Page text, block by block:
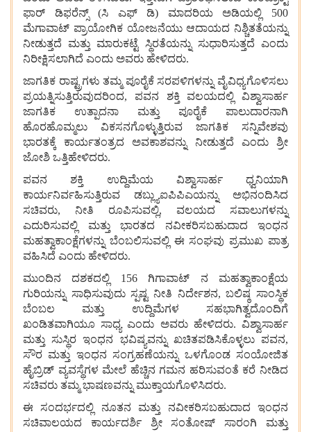
ಫಾರ್ ಡಿಫರೆನ್ಸ್ (ಸಿ ಎಫ್‌ ಡಿ) ಮಾದರಿಯ ಅಡಿಯಲ್ಲಿ 500
ಮೆಗಾವಾಟ್ ಪ್ರಾಯೋಗಿಕ ಯೋಜನೆಯು ಆದಾಯದ ನಿಶ್ಚಿತತೆಯನ್ನು
ನೀಡುತ್ತದೆ ಮತ್ತು ಮಾರುಕಟ್ಟೆ ಸ್ಥಿರತೆಯನ್ನು ಸುಧಾರಿಸುತ್ತದೆ ಎಂದು
ನಿರೀಕ್ಷಿಸಲಾಗಿದೆ ಎಂದು ಅವರು ಹೇಳಿದರು.
ಜಾಗತಿಕ ರಾಷ್ಟ್ರಗಳು ತಮ್ಮ ಪೂರೈಕೆ ಸರಪಳಿಗಳನ್ನು ವೈವಿಧ್ಯಗೊಳಿಸಲು
ಪ್ರಯತ್ನಿಸುತ್ತಿರುವುದರಿಂದ, ಪವನ ಶಕ್ತಿ ವಲಯದಲ್ಲಿ ವಿಶ್ವಾಸಾರ್ಹ
ಜಾಗತಿಕ ಉತ್ಪಾದನಾ ಮತ್ತು ಪೂರೈಕೆ ಪಾಲುದಾರನಾಗಿ
ಹೊರಹೊಮ್ಮಲು ವಿಕಸನಗೊಳ್ಳುತ್ತಿರುವ ಜಾಗತಿಕ ಸನ್ನಿವೇಶವು
ಭಾರತಕ್ಕೆ ಕಾರ್ಯತಂತ್ರದ ಅವಕಾಶವನ್ನು ನೀಡುತ್ತದೆ ಎಂದು ಶ್ರೀ
ಜೋಶಿ ಒತ್ತಿಹೇಳಿದರು.
ಪವನ ಶಕ್ತಿ ಉದ್ದಿಮೆಯ ವಿಶ್ವಾಸಾರ್ಹ ಧ್ವನಿಯಾಗಿ
ಕಾರ್ಯನಿರ್ವಹಿಸುತ್ತಿರುವ ಡಬ್ಲ್ಯುಐಪಿಪಿಎಯನ್ನು ಅಭಿನಂದಿಸಿದ
ಸಚಿವರು, ನೀತಿ ರೂಪಿಸುವಲ್ಲಿ, ವಲಯದ ಸವಾಲುಗಳನ್ನು
ಎದುರಿಸುವಲ್ಲಿ ಮತ್ತು ಭಾರತದ ನವೀಕರಿಸಬಹುದಾದ ಇಂಧನ
ಮಹತ್ವಾಕಾಂಕ್ಷೆಗಳನ್ನು ಬೆಂಬಲಿಸುವಲ್ಲಿ ಈ ಸಂಘವು ಪ್ರಮುಖ ಪಾತ್ರ
ವಹಿಸಿದೆ ಎಂದು ಹೇಳಿದರು.
ಮುಂದಿನ ದಶಕದಲ್ಲಿ 156 ಗಿಗಾವಾಟ್ ನ ಮಹತ್ವಾಕಾಂಕ್ಷೆಯ
ಗುರಿಯನ್ನು ಸಾಧಿಸುವುದು ಸ್ಪಷ್ಟ ನೀತಿ ನಿರ್ದೇಶನ, ಬಲಿಷ್ಠ ಸಾಂಸ್ಥಿಕ
ಬೆಂಬಲ ಮತ್ತು ಉದ್ದಿಮೆಗಳ ಸಹಭಾಗಿತ್ವದೊಂದಿಗೆ
ಖಂಡಿತವಾಗಿಯೂ ಸಾಧ್ಯ ಎಂದು ಅವರು ಹೇಳಿದರು. ವಿಶ್ವಾಸಾರ್ಹ
ಮತ್ತು ಸುಸ್ಥಿರ ಇಂಧನ ಭವಿಷ್ಯವನ್ನು ಖಚಿತಪಡಿಸಿಕೊಳ್ಳಲು ಪವನ,
ಸೌರ ಮತ್ತು ಇಂಧನ ಸಂಗ್ರಹಣೆಯನ್ನು ಒಳಗೊಂಡ ಸಂಯೋಜಿತ
ಹೈಬ್ರಿಡ್ ವ್ಯವಸ್ಥೆಗಳ ಮೇಲೆ ಹೆಚ್ಚಿನ ಗಮನ ಹರಿಸುವಂತೆ ಕರೆ ನೀಡಿದ
ಸಚಿವರು ತಮ್ಮ ಭಾಷಣವನ್ನು ಮುಕ್ತಾಯಗೊಳಿಸಿದರು.
ಈ ಸಂದರ್ಭದಲ್ಲಿ ನೂತನ ಮತ್ತು ನವೀಕರಿಸಬಹುದಾದ ಇಂಧನ
ಸಚಿವಾಲಯದ ಕಾರ್ಯದರ್ಶಿ ಶ್ರೀ ಸಂತೋಷ್ ಸಾರಂಗಿ ಮತ್ತು